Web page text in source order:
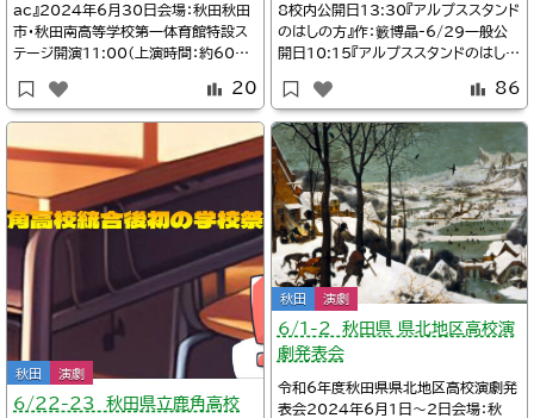
ac』2024年6月30日会場：秋田秋田
市・秋田南高等学校第一体育館特設ス
テージ開演11:00（上演時間：約60分）
i_ritz秋田南高等学校/5年ぶりの一般
公開！秋南祭の準備を進めています。
関連Twitter/秋田南高校演劇部@na
nko_engeki秋南祭一般公開日です。
20
8校内公開日13:30『アルプススタンド
のはしの方』作：籔博晶-6/29一般公
開日10:15『アルプススタンドのはしの
0『歌は言葉の花』作：中村勉2024年6
月28日～29日会場：秋田・秋田北高等
学校2階学習室入場無料6/29は一般
公開あり詳細Twitter/秋田北高校演
劇部@kita
86
秋田 演劇
6/22-23 秋田県立鹿角高校
秋田 演劇
6/1-2 秋田県 県北地区高校演
劇発表会
令和6年度秋田県県北地区高校演劇発
表会2024年6月1日～2日会場：秋